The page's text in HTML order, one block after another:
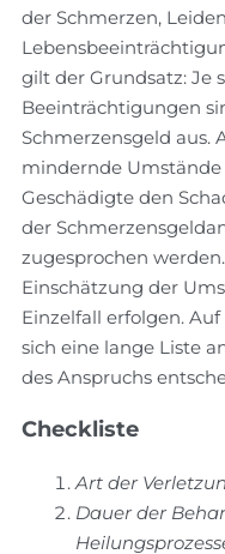
der Schmerzen,
gilt der Grundsatz: Je
Beeinträchtigungen
Schmerzensgeld aus.
mindernde
Geschädigte den
der
zugesprochen
Einschätzung der
Einzelfall erfolgen.
sich eine lange Liste
des Anspruchs
Checkliste
Art der
Dauer der